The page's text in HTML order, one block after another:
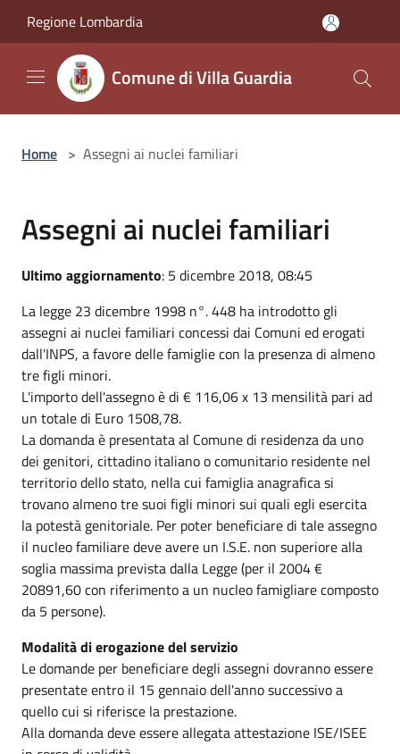
Regione Lombardia
Comune di Villa Guardia
Home > Assegni ai nuclei familiari
Assegni ai nuclei familiari
Ultimo aggiornamento: 5 dicembre 2018, 08:45
La legge 23 dicembre 1998 n°. 448 ha introdotto gli
assegni ai nuclei familiari concessi dai Comuni ed erogati
dall'INPS, a favore delle famiglie con la presenza di almeno
tre figli minori.
L'importo dell'assegno è di € 116,06 x 13 mensilità pari ad
un totale di Euro 1508,78.
La domanda è presentata al Comune di residenza da uno
dei genitori, cittadino italiano o comunitario residente nel
territorio dello stato, nella cui famiglia anagrafica si
trovano almeno tre suoi figli minori sui quali egli esercita
la potestà genitoriale. Per poter beneficiare di tale assegno
il nucleo familiare deve avere un I.S.E. non superiore alla
soglia massima prevista dalla Legge (per il 2004 €
20891,60 con riferimento a un nucleo famigliare composto
da 5 persone).
Modalità di erogazione del servizio
Le domande per beneficiare degli assegni dovranno essere
presentate entro il 15 gennaio dell'anno successivo a
quello cui si riferisce la prestazione.
Alla domanda deve essere allegata attestazione ISE/ISEE